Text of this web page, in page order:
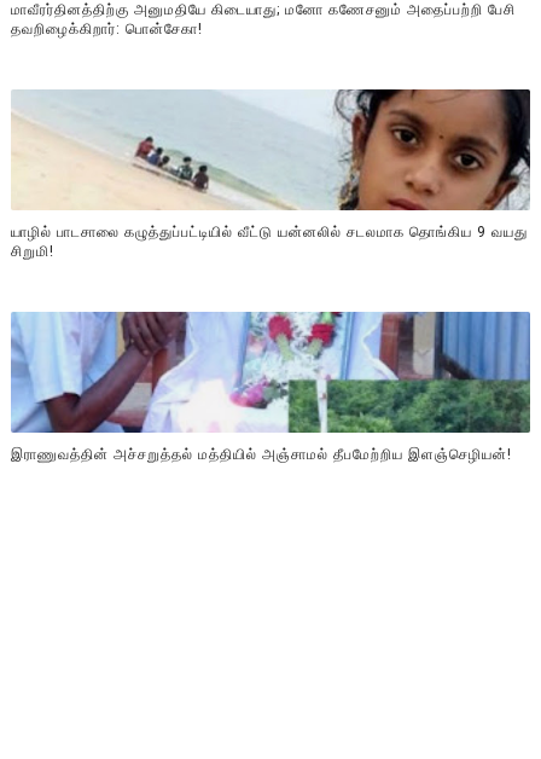
மாவீரர்தினத்திற்கு அனுமதியே கிடையாது; மனோ கணேசனும் அதைப்பற்றி பேசி
தவறிழைக்கிறார்: பொன்சேகா!
யாழில் பாடசாலை கழுத்துப்பட்டியில் வீட்டு யன்னலில் சடலமாக தொங்கிய 9 வயது
சிறுமி!
இராணுவத்தின் அச்சறுத்தல் மத்தியில் அஞ்சாமல் தீபமேற்றிய இளஞ்செழியன்!